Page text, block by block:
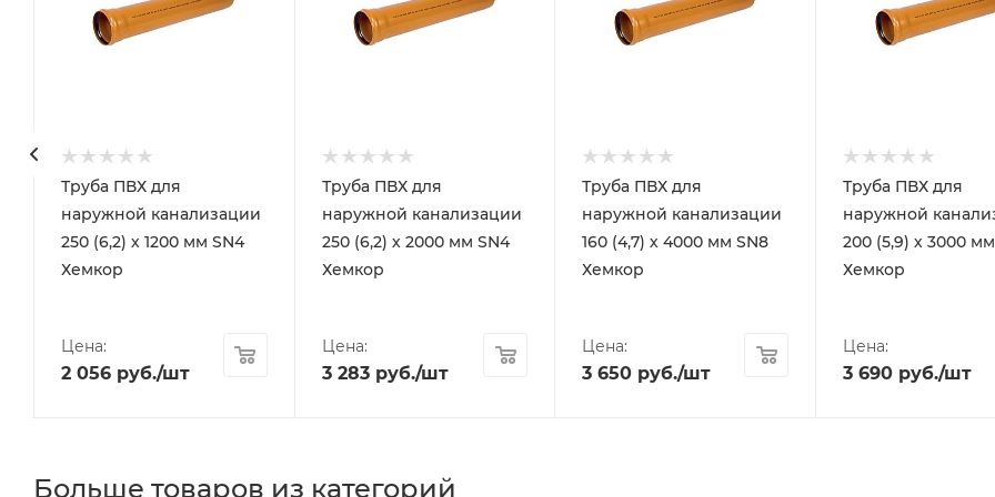
Труба ПВХ для
наружной канализации
250 (6,2) х 1200 мм SN4
Хемкор
Цена:
2 056руб./шт
Труба ПВХ для
наружной канализации
250 (6,2) х 2000 мм SN4
Хемкор
Цена:
3 283руб./шт
Труба ПВХ для
наружной канализации
160 (4,7) х 4000 мм SN8
Хемкор
Цена:
3 650 руб./шт
Труба ПВХ для
наружной
200 (5,9) х 3000
Хемкор
Цена:
3 690 руб./шт
Больше товаров из категорий